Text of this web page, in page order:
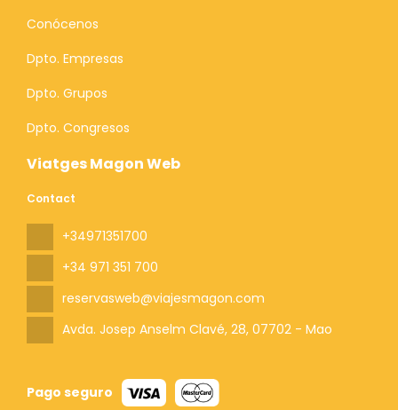
Viatges Magon Web
Contact
+34971351700
+34 971 351 700
reservasweb@viajesmagon.com
Avda. Josep Anselm Clavé, 28, 07702 - Mao
Pago seguro
Conócenos
Dpto. Empresas
Dpto. Grupos
Dpto. Congresos